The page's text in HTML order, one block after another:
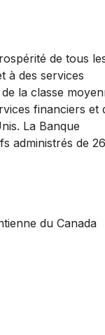
de tous
à des services
la classe
financiers et
La Banque
administrés de
du Canada